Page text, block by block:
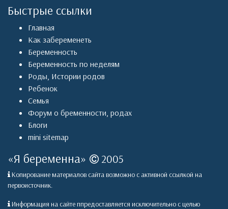
Быстрые ссылки
Главная
Как забеременеть
Беременность
Беременность по неделям
Роды, Истории родов
Ребенок
Семья
Форум о бременности, родах
Блоги
mini sitemap
«Я беременна» 2005
Копирование материалов сайта возможно с активной ссылкой на
первоисточник.
Информация на сайте ппредоставляется исключительно с целью